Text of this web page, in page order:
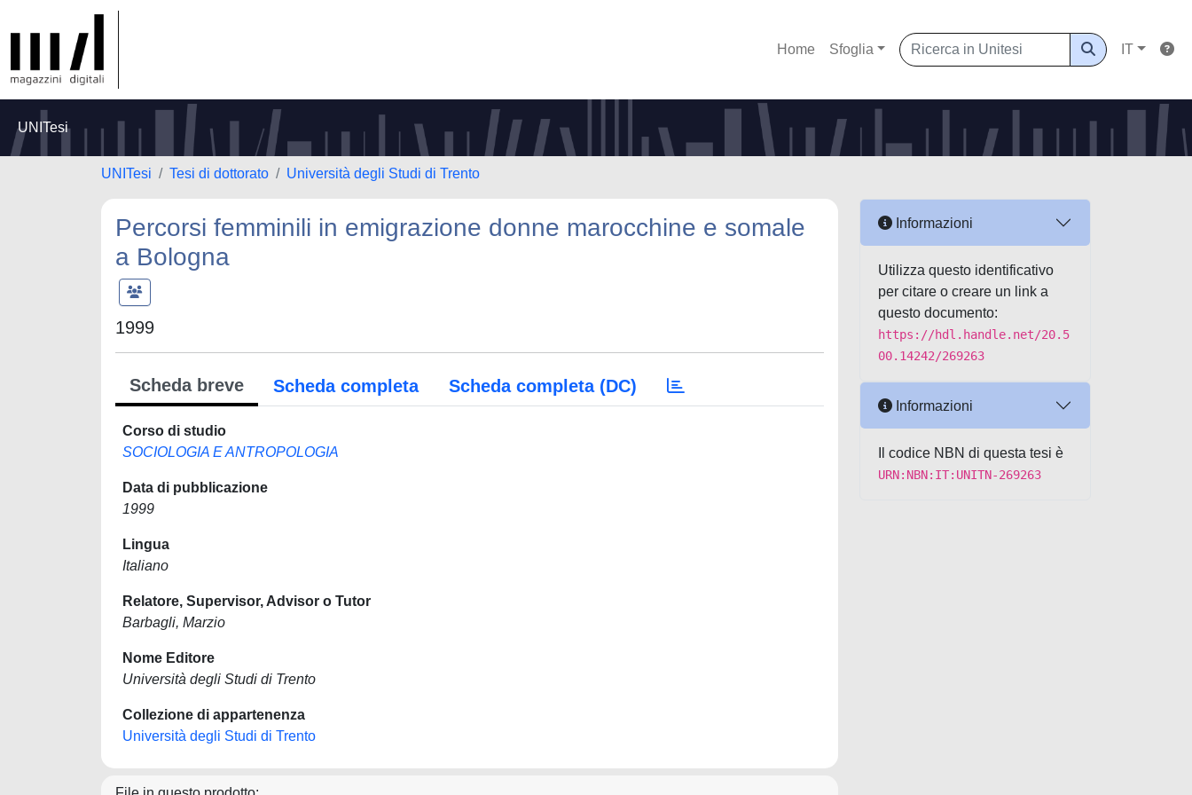
Home Sfoglia IT
UNITesi
UNITesi Tesi di dottorato Università degli Studi di Trento
Percorsi femminili in emigrazione donne marocchine e somale
a Bologna
1999
Scheda breve Scheda completa Scheda completa (DC)
Corso di studio
SOCIOLOGIA E ANTROPOLOGIA
Data di pubblicazione
1999
Lingua
Italiano
Relatore, Supervisor, Advisor o Tutor
Barbagli, Marzio
Nome Editore
Università degli Studi di Trento
Collezione di appartenenza
Università degli Studi di Trento
Informazioni
Utilizza questo identificativo
per citare o creare un link a
questo documento:
https://hdl.handle.net/20.5
00.14242/269263
Informazioni
Il codice NBN di questa tesi è
URN:NBN:IT:UNITN-269263